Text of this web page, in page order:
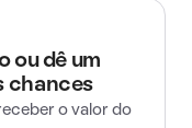
ou dê um
chances
o valor do